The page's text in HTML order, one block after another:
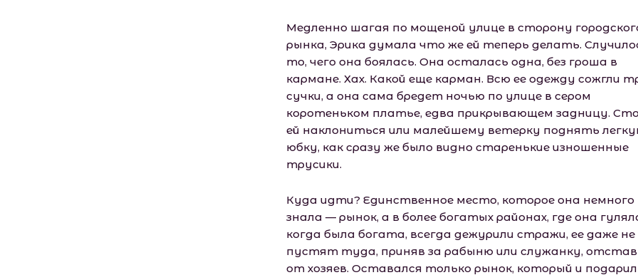
Медленно шагая по мощеной улице в сторону
рынка, Эрика думала что же ей теперь делать.
то, чего она боялась. Она осталась одна, без гроша в
кармане. Хах. Какой еще карман. Всю ее одежду сожгли
сучки, а она сама бредет ночью по улице в сером
коротеньком платье, едва прикрывающем задницу.
ей наклониться или малейшему ветерку поднять
юбку, как сразу же было видно старенькие изношенные
трусики.
Куда идти? Единственное место, которое она немного
знала — рынок, а в более богатых районах, где она
когда была богата, всегда дежурили стражи, ее даже не
пустят туда, приняв за рабыню или служанку,
от хозяев. Оставался только рынок, который и